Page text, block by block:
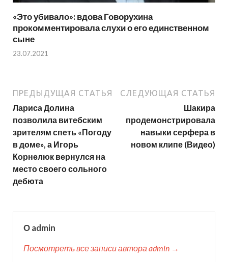
«Это убивало»: вдова Говорухина
прокомментировала слухи о его единственном
сыне
23.07.2021
ПРЕДЫДУЩАЯ СТАТЬЯ
Лариса Долина
позволила витебским
зрителям спеть «Погоду
в доме», а Игорь
Корнелюк вернулся на
место своего сольного
дебюта
СЛЕДУЮЩАЯ СТАТЬЯ
Шакира
продемонстрировала
навыки серфера в
новом клипе (Видео)
О admin
Посмотреть все записи автора admin →